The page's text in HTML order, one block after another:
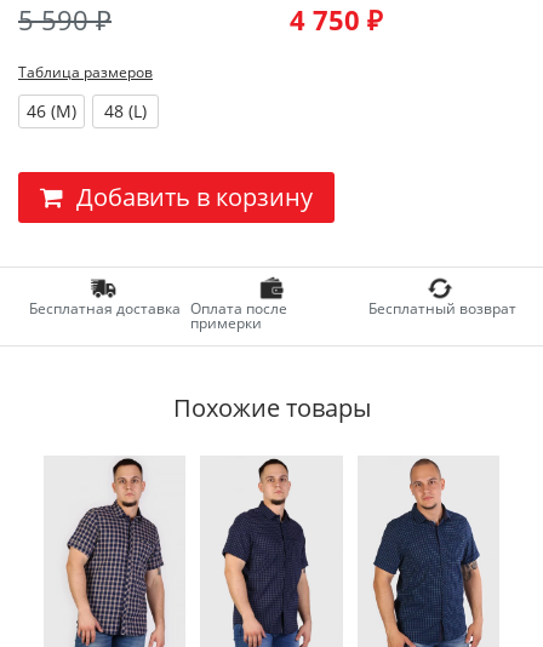
5 590 ₽ 4 750 ₽
Таблица размеров
46 (M) 48 (L)
Добавить в корзину
Бесплатная доставка Оплата после
примерки
Бесплатный возврат
Похожие товары